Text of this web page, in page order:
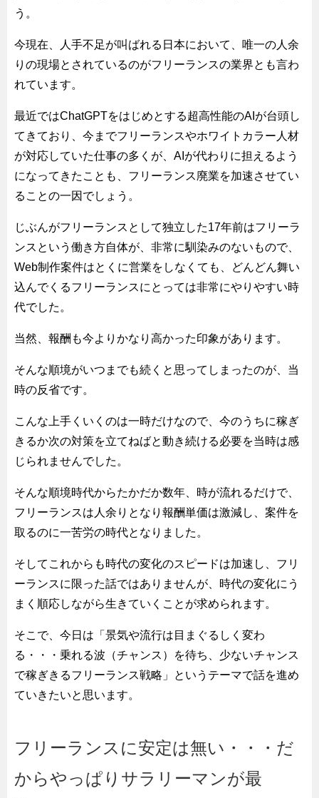
う。
今現在、人手不足が叫ばれる日本において、唯一の人余
りの現場とされているのがフリーランスの業界とも言わ
れています。
最近ではChatGPTをはじめとする超高性能のAIが台頭し
てきており、今までフリーランスやホワイトカラー人材
が対応していた仕事の多くが、AIが代わりに担えるよう
になってきたことも、フリーランス廃業を加速させてい
ることの一因でしょう。
じぶんがフリーランスとして独立した17年前はフリーラ
ンスという働き方自体が、非常に馴染みのないもので、
Web制作案件はとくに営業をしなくても、どんどん舞い
込んでくるフリーランスにとっては非常にやりやすい時
代でした。
当然、報酬も今よりかなり高かった印象があります。
そんな順境がいつまでも続くと思ってしまったのが、当
時の反省です。
こんな上手くいくのは一時だけなので、今のうちに稼ぎ
きるか次の対策を立てねばと動き続ける必要を当時は感
じられませんでした。
そんな順境時代からたかだか数年、時が流れるだけで、
フリーランスは人余りとなり報酬単価は激減し、案件を
取るのに一苦労の時代となりました。
そしてこれからも時代の変化のスピードは加速し、フリ
ーランスに限った話ではありませんが、時代の変化にう
まく順応しながら生きていくことが求められます。
そこで、今日は「景気や流行は目まぐるしく変わ
る・・・乗れる波（チャンス）を待ち、少ないチャンス
で稼ぎきるフリーランス戦略」というテーマで話を進め
ていきたいと思います。
フリーランスに安定は無い・・・だ
からやっぱりサラリーマンが最